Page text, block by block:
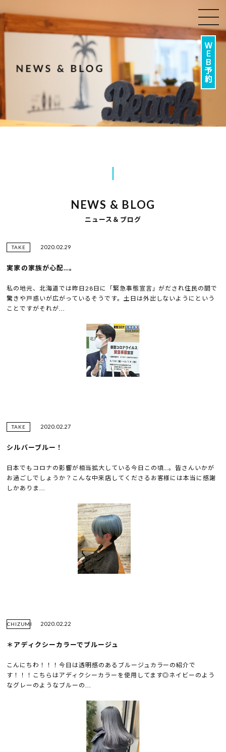
NEWS & BLOG
ニュース＆ブログ
TAKE 2020.02.29
実家の家族が心配…。
私の地元、北海道では昨日28日に「緊急事態宣言」がだされ住民の間で
驚きや戸惑いが広がっているそうです。土日は外出しないようにという
ことですがそれが...
TAKE 2020.02.27
シルバーブルー！
日本でもコロナの影響が相当拡大している今日この頃…。皆さんいかが
お過ごしでしょうか？こんな中来店してくださるお客様には本当に感謝
しかありま...
CHIZUMI 2020.02.22
＊アディクシーカラーでブルージュ
こんにちわ！！！今日は透明感のあるブルージュカラーの紹介で
す！！！こちらはアディクシーカラーを使用してます◎ネイビーのよう
なグレーのようなブルーの...